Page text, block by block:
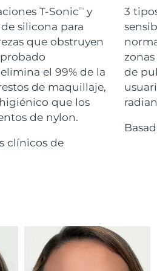
T-SonicTM
y
silicona para
que obstruyen
el 99% de la
de maquillaje,
que los
de nylon.
clínicos de
3
de
hair
Hombres
Entrega prevista 8/14/26
Entrega prevista 8/10/26
Entrega prevista 8/13/26
Entrega prevista 8/15/26
8/12/26
Entrega prevista8/10/26